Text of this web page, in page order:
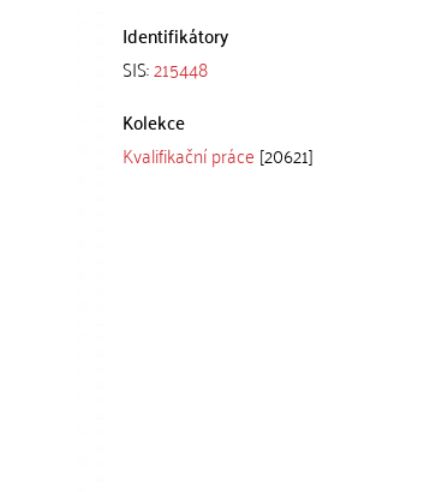
Identifikátory
SIS:215448
Kolekce
Kvalifikační práce [20621]